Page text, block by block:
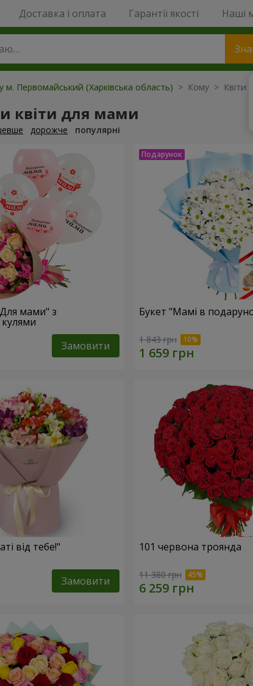
Доставка і оплата Гарантії якості Наші
м. Первомайський (Харківська область) > Кому > Квіти
квіти для мами
дорожче популярні
мами" з
Замовити
Букет "Мамі в
1 843 грн
від тебе!"
Замовити
101 червона троянда
11 380 грн